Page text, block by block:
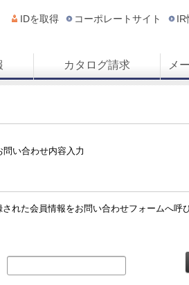
IDを取得 コーポレートサイト IR
カタログ請求 メ
れた会員情報をお問い合わせフォームへ呼